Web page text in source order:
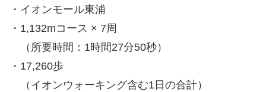
・イオンモール東浦
・1,132mコース × 7周
（所要時間：1時間27分50秒）
・17,260歩
（イオンウォーキング含む1日の合計）